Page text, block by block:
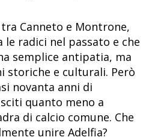
Canneto e Montrone,
le radici nel passato e che
semplice antipatia, ma
storiche e culturali. Però
novanta anni di
quanto meno a
di calcio comune. Che
unire Adelfia?